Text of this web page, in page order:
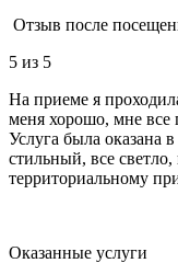
Отзыв после
5 из 5
На приеме я
меня хорошо, мне все
Услуга была оказана
стильный, все
территориальному
Оказанные услуги